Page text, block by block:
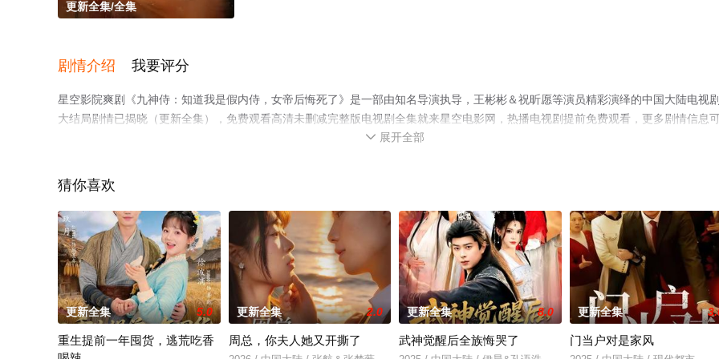
更新全集/全集
剧情介绍 我要评分
星空影院爽剧《九神侍：知道我是假内侍，女帝后悔死了》是一部由知名导演执导，王彬彬＆祝昕愿等演员精彩演绎的中国大陆电视
大结局剧情已揭晓（更新全集），免费观看高清未删减完整版电视剧全集就来星空电影网，热播电视剧提前免费观看，更多剧情信息
 展开全部
猜你喜欢
更新全集 5.0
重生提前一年囤货，逃荒吃香
更新全集 2.0
周总，你夫人她又开撕了
更新全集 8.0
武神觉醒后全族悔哭了
更新全集
门当户对是家风